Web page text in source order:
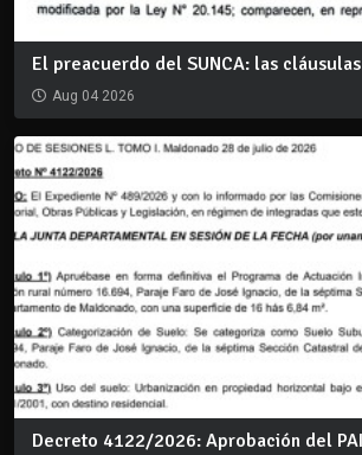
El preacuerdo del SUNCA: las
Aug 04 2026
Decreto 4122/2026: Aprobación del PAI